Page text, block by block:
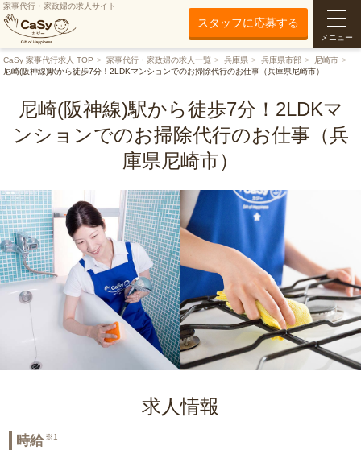
家事代行・家政婦の求人サイト
スタッフに応募する
メニュー
CaSy 家事代行求人 TOP 家事代行・家政婦の求人一覧 兵庫県 兵庫県市部
尼崎市
尼崎(阪神線)駅から徒歩7分！2LDKマンションでのお掃除代行のお仕事（兵庫県尼崎市）
尼崎(阪神線)駅から徒歩7分！2LDKマ
ンションでのお掃除代行のお仕事（兵
庫県尼崎市）
求人情報
時給 ※1